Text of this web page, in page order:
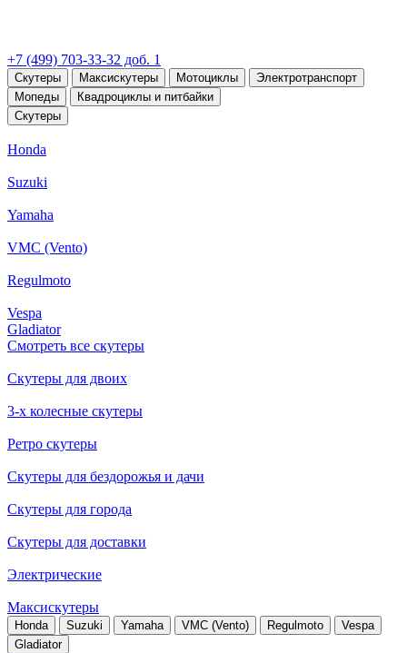
+7 (499) 703-33-32 доб. 1
Скутеры Максискутеры Мотоциклы
Электротранспорт
Мопеды
Квадроциклы и питбайки
Скутеры
Honda
Suzuki
Yamaha
VMC (Vento)
Regulmoto
Vespa
Gladiator
Смотреть все скутеры
Скутеры для двоих
3-х колесные скутеры
Ретро скутеры
Скутеры для бездорожья и дачи
Скутеры для города
Скутеры для доставки
Электрические
Максискутеры
Honda Suzuki Yamaha VMC (Vento) Regulmoto
Vespa
Gladiator